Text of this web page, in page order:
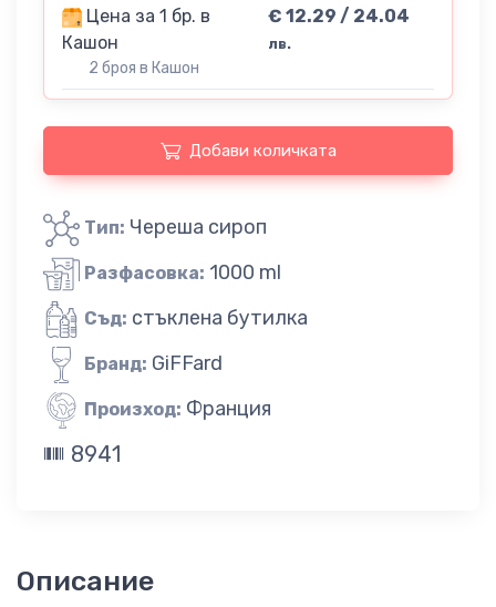
Цена за 1 бр. в
Кашон
2 броя в Кашон
€ 12.29 / 24.04
лв.
Добави количката
Тип: Череша сироп
Разфасовка: 1000 ml
Съд: стъклена бутилка
Бранд: GiFFard
Произход: Франция
8941
Описание